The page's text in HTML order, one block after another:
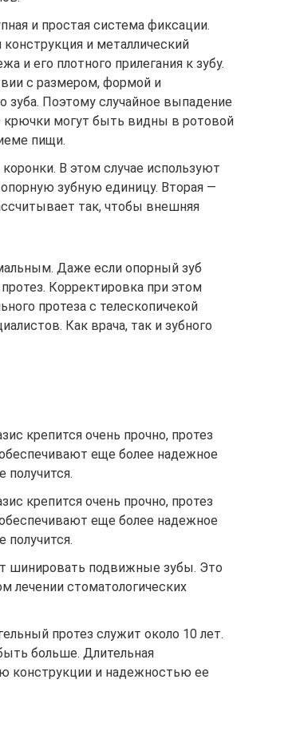
и простая система фиксации.
и металлический
и его плотного прилегания к зубу.
с размером, формой и
зуба. Поэтому случайное выпадение
крючки могут быть видны в ротовой
пищи.
В этом случае используют
зубную единицу. Вторая —
так, чтобы внешняя
Даже если опорный зуб
Корректировка при этом
протеза с телескопичекой
Как врача, так и зубного
крепится очень прочно, протез
еще более надежное
получится.
крепится очень прочно, протез
еще более надежное
получится.
шинировать подвижные зубы. Это
лечении стоматологических
протез служит около 10 лет.
больше. Длительная
конструкции и надежностью ее